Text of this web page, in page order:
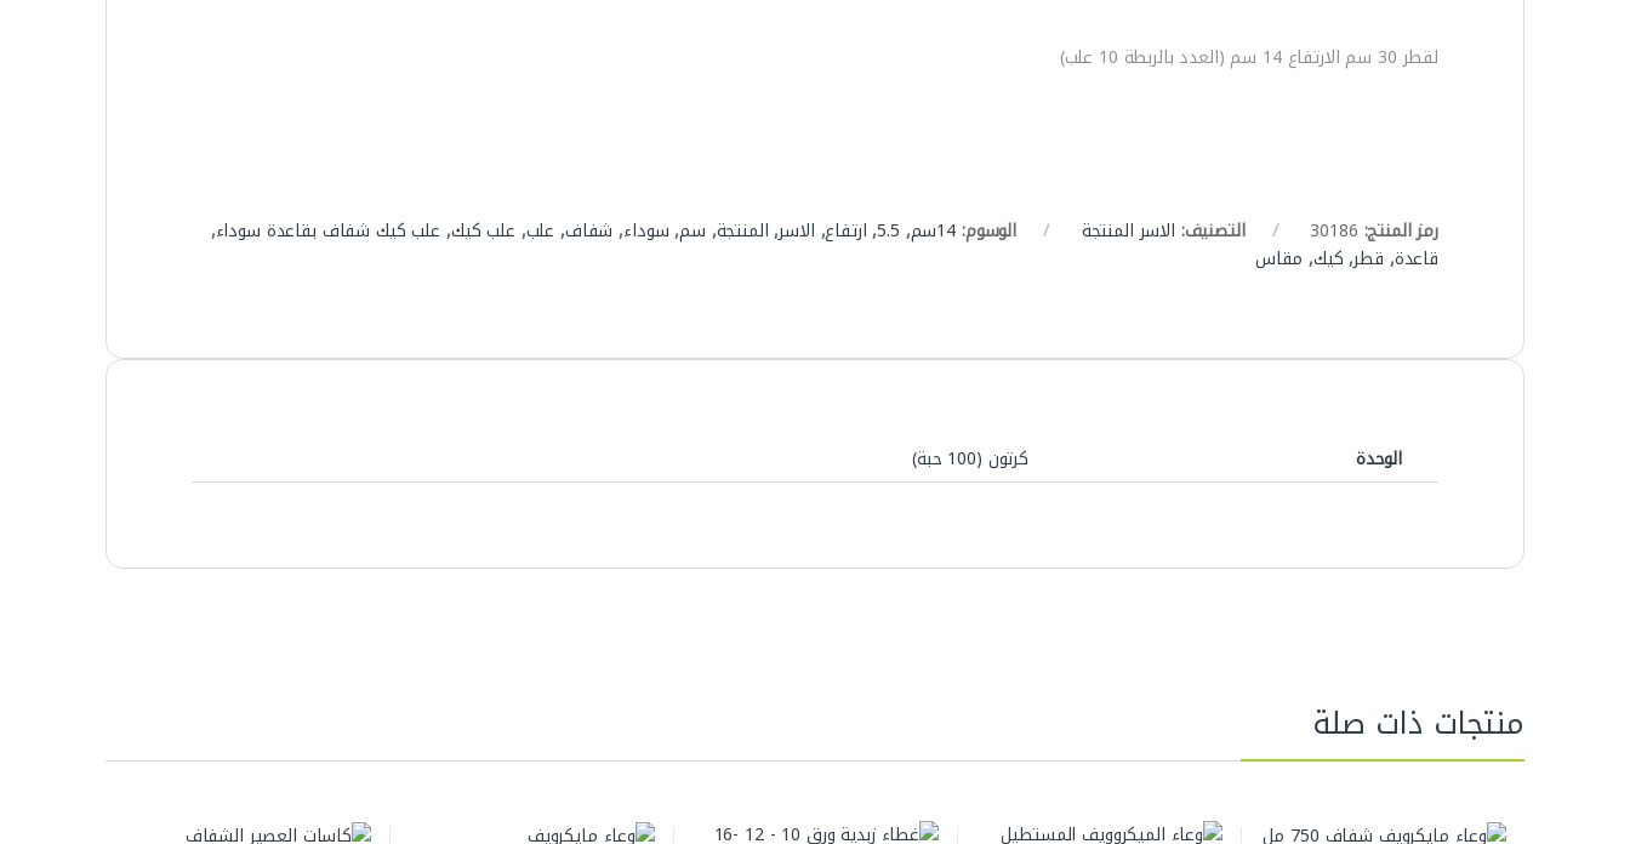
لقطر 30 سم الارتفاع 14 سم (العدد بالربطة 10 علب)
رمز المنتج: 30186 التصنيف: الاسر المنتجة الوسوم:14سم ,
5.5
,ارتفاع, الاسر,المنتجة, سم,سوداء, شفاف, علب, علب كيك, علب كيك شفاف بقاعدة سوداء,
قاعدة, قطر,كيك, مقاس
الوحدة كرتون (100 حبة)
منتجات ذات صلة